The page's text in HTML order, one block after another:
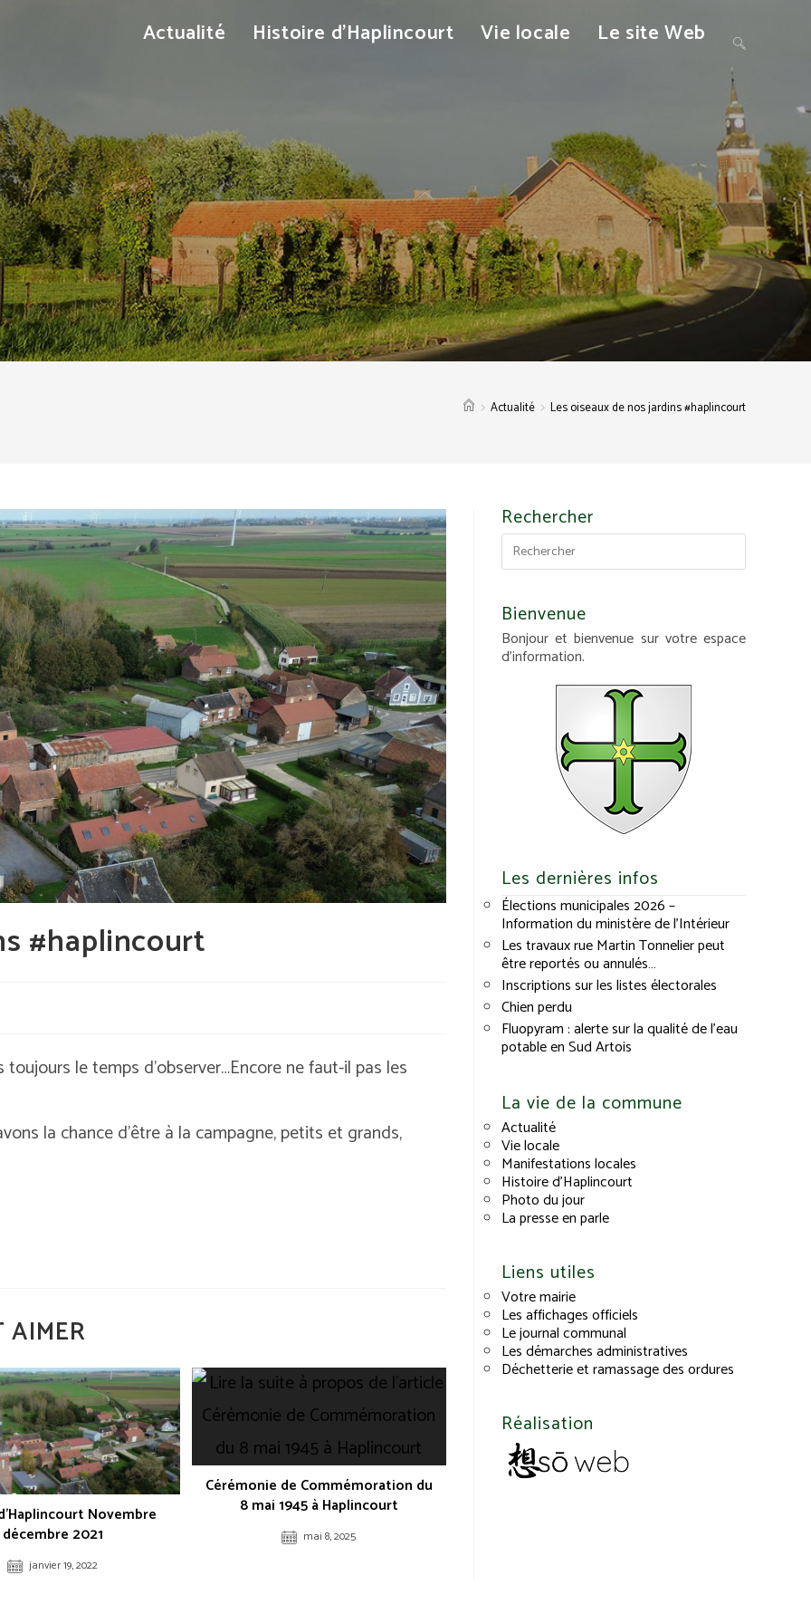
Actualité Histoire d’Haplincourt Vie locale Le site Web Toggle
website
search
> Actualité > Les oiseaux de nos jardins #haplincourt
#haplincourt
le temps d’observer…Encore ne faut-il pas les
la chance d’être à la campagne, petits et grands,
AIMER
Novembre
décembre 2021
janvier 19, 2022
Cérémonie de Commémoration du
8 mai 1945 à Haplincourt
mai 8, 2025
Rechercher
Bienvenue
Bonjour et bienvenue sur votre espace
d'information.
Les dernières infos
Élections municipales 2026 –
Information du ministère de l’Intérieur
Les travaux rue Martin Tonnelier peut
être reportés ou annulés…
Inscriptions sur les listes électorales
Chien perdu
Fluopyram : alerte sur la qualité de l’eau
potable en Sud Artois
La vie de la commune
Actualité
Vie locale
Manifestations locales
Histoire d’Haplincourt
Photo du jour
La presse en parle
Liens utiles
Votre mairie
Les affichages officiels
Le journal communal
Les démarches administratives
Déchetterie et ramassage des ordures
Réalisation